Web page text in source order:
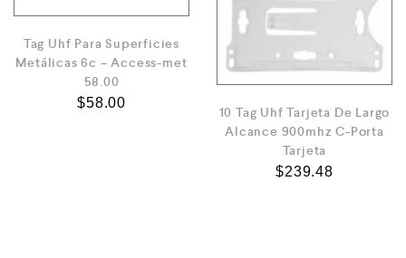
Tag Uhf Para Superficies
Metálicas 6c – Access-met
58.00
$58.00
10 Tag Uhf Tarjeta De Largo
Alcance 900mhz C-Porta
Tarjeta
$239.48